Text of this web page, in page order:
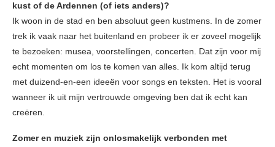
kust of de Ardennen (of iets anders)?
Ik woon in de stad en ben absoluut geen kustmens. In de zomer
trek ik vaak naar het buitenland en probeer ik er zoveel mogelijk
te bezoeken: musea, voorstellingen, concerten. Dat zijn voor mij
echt momenten om los te komen van alles. Ik kom altijd terug
met duizend-en-een ideeën voor songs en teksten. Het is vooral
wanneer ik uit mijn vertrouwde omgeving ben dat ik echt kan
creëren.
Zomer en muziek zijn onlosmakelijk verbonden met